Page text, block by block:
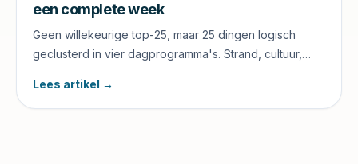
een complete week
Geen willekeurige top-25, maar 25 dingen logisch
geclusterd in vier dagprogramma's. Strand, cultuur,
Lees artikel →